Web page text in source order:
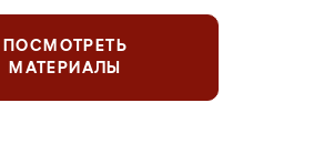
ПОСМОТРЕТЬ
МАТЕРИАЛЫ